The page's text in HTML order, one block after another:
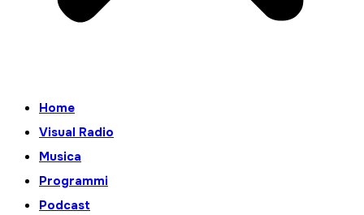
Home
Visual Radio
Musica
Programmi
Podcast